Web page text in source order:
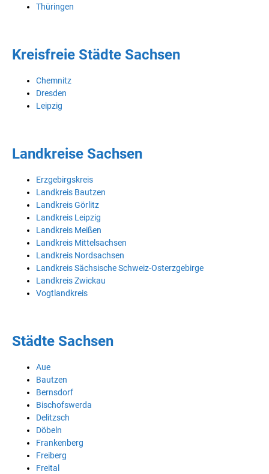
Thüringen
Kreisfreie Städte Sachsen
Chemnitz
Dresden
Leipzig
Landkreise Sachsen
Erzgebirgskreis
Landkreis Bautzen
Landkreis Görlitz
Landkreis Leipzig
Landkreis Meißen
Landkreis Mittelsachsen
Landkreis Nordsachsen
Landkreis Sächsische Schweiz-Osterzgebirge
Landkreis Zwickau
Vogtlandkreis
Städte Sachsen
Aue
Bautzen
Bernsdorf
Bischofswerda
Delitzsch
Döbeln
Frankenberg
Freiberg
Freital